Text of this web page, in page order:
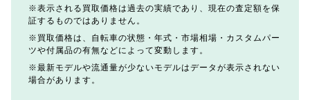
表示される買取価格は過去の実績であり、現在の査定額を保
証するものではありません。
買取価格は、自転車の状態・年式・市場相場・カスタムパー
ツや付属品の有無などによって変動します。
最新モデルや流通量が少ないモデルはデータが表示されない
場合があります。